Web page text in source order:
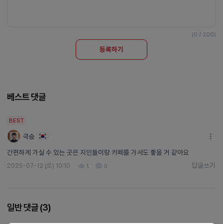
(0 / 200)
등록하기
베스트 댓글
BEST
극승
간편하게 가실 수 있는 곳은 지인들이랑 카페를 가셔도 좋을 거 같아요
2025-07-12 (토) 10:10 1 0
답글쓰기 답글쓰기
일반 댓글 (3)